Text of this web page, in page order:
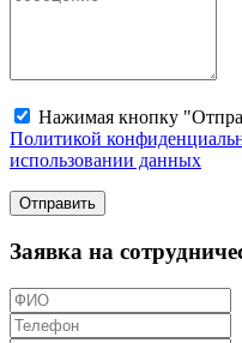
Нажимая кнопку
Политикой
использовании данных
Отправить
Заявка на